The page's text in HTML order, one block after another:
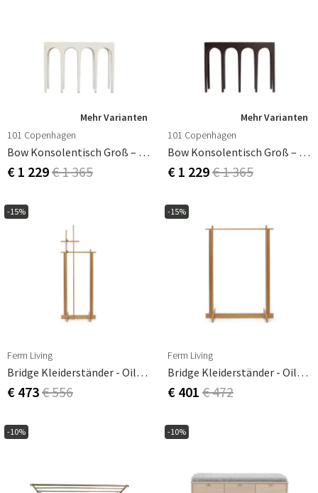
Mehr Varianten
101 Copenhagen
Bow Konsolentisch Groß – Birke
€ 1 229€ 1 365
Mehr Varianten
101 Copenhagen
Bow Konsolentisch Groß – Coffee
€ 1 229€ 1 365
-15%
Ferm Living
Bridge Kleiderständer - Oiled Oak
€ 473€ 556
-15%
Ferm Living
Bridge Kleiderständer - Oiled Oak
€ 401 € 472
-10% -10%